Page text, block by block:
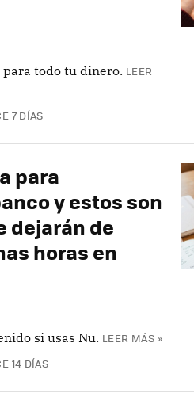
todo tu dinero. LEER
7 DÍAS
para
y estos son
dejarán de
horas en
si usas Nu. LEER MÁS »
14 DÍAS